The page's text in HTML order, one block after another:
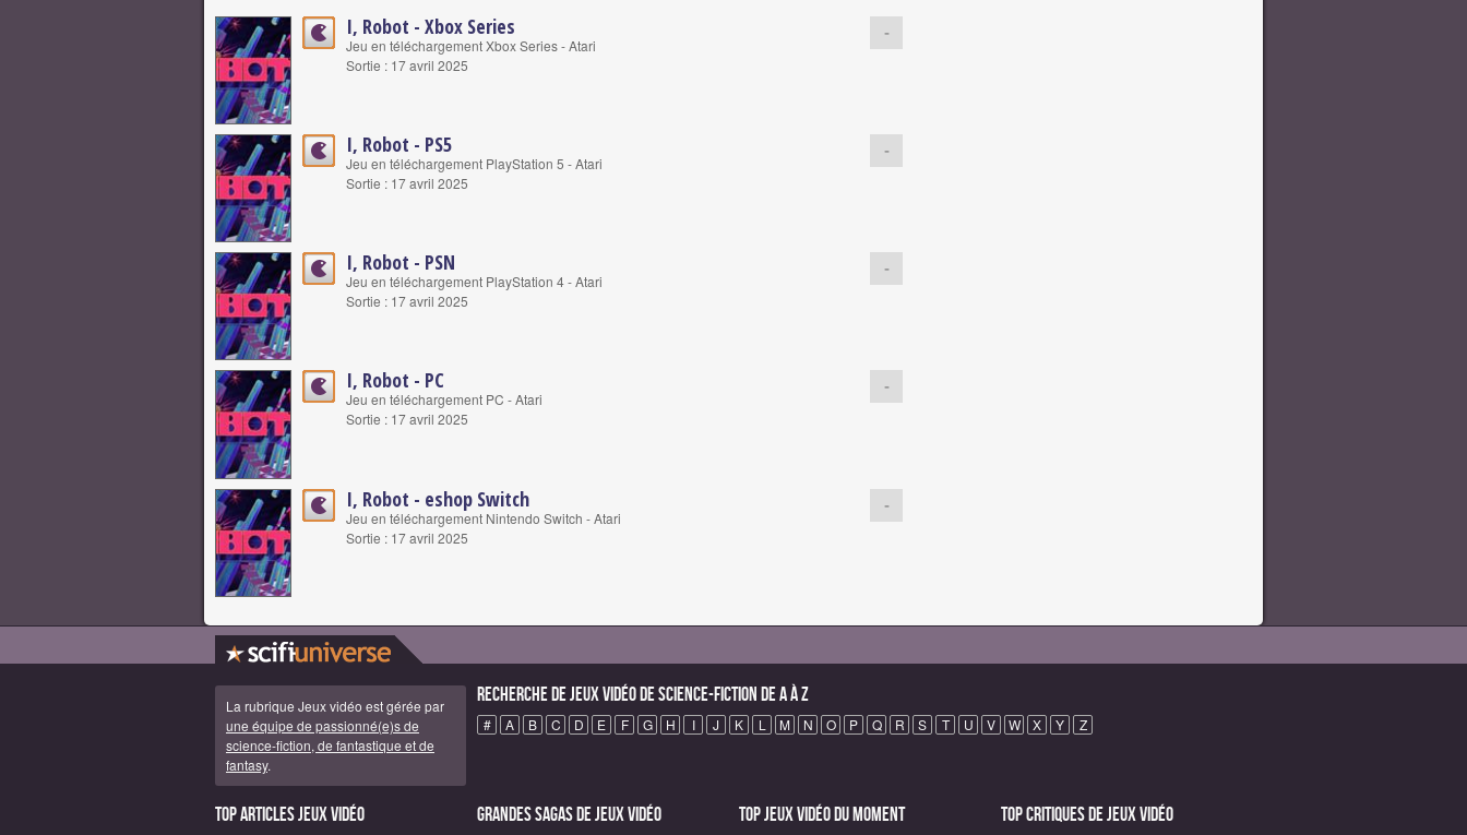
I, Robot - Xbox Series
Jeu en téléchargement Xbox Series - Atari
Sortie : 17 avril 2025
-
I, Robot - PS5
Jeu en téléchargement PlayStation 5 - Atari
Sortie : 17 avril 2025
-
I, Robot - PSN
Jeu en téléchargement PlayStation 4 - Atari
Sortie : 17 avril 2025
-
I, Robot - PC
Jeu en téléchargement PC - Atari
Sortie : 17 avril 2025
-
I, Robot - eshop Switch
Jeu en téléchargement Nintendo Switch - Atari
Sortie : 17 avril 2025
-
La rubrique Jeux vidéo est gérée par
une équipe de passionné(e)s de
science-fiction, de fantastique et de
fantasy.
Recherche de Jeux vidéo de science-fiction de A à Z
# A B C D E F G H I J K L M N O P Q R S T U V W X Y Z
Top articles Jeux vidéo Grandes sagas de Jeux vidéo Top Jeux vidéo du moment Top critiques de Jeux vidéo